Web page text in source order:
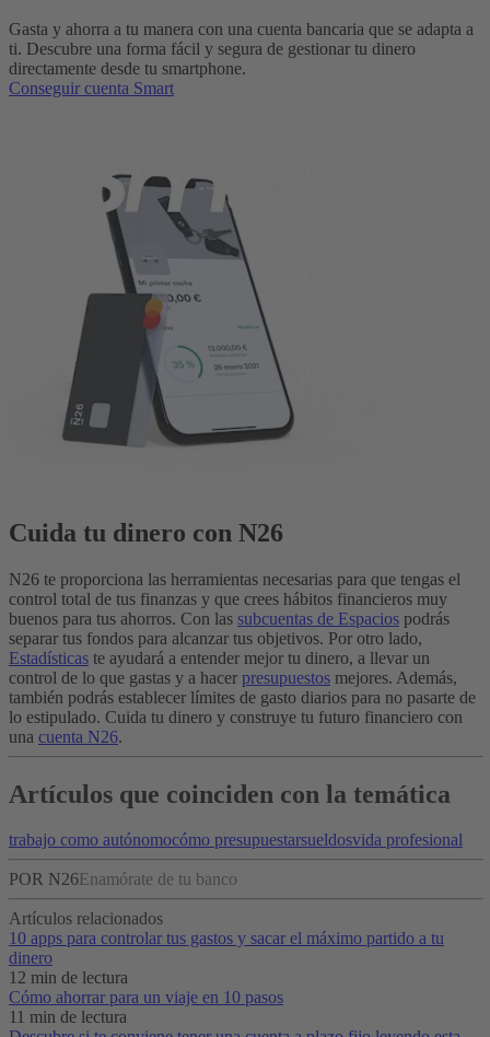
Gasta y ahorra a tu manera con una cuenta bancaria que se adapta a
ti. Descubre una forma fácil y segura de gestionar tu dinero
directamente desde tu smartphone.
Conseguir cuenta Smart
Cuida tu dinero con N26
N26 te proporciona las herramientas necesarias para que tengas el
control total de tus finanzas y que crees hábitos financieros muy
buenos para tus ahorros. Con las subcuentas de Espacios podrás
separar tus fondos para alcanzar tus objetivos. Por otro lado,
Estadísticas te ayudará a entender mejor tu dinero, a llevar un
control de lo que gastas y a hacer presupuestos mejores. Además,
también podrás establecer límites de gasto diarios para no pasarte de
lo estipulado. Cuida tu dinero y construye tu futuro financiero con
una cuenta N26.
Artículos que coinciden con la temática
trabajo como autónomocómo presupuestarsueldosvida profesional
POR N26Enamórate de tu banco
Artículos relacionados
10 apps para controlar tus gastos y sacar el máximo partido a tu
dinero
12 min de lectura
Cómo ahorrar para un viaje en 10 pasos
11 min de lectura